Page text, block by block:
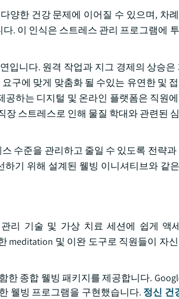
한 건강 문제에 이어질 수 있으며, 차
. 이 인식은 스트레스 관리 프로그램에
입니다. 원격 작업과 지그 경제의 상승
구에 맞게 맞춤화 될 수있는 유연한 및
하는 디지털 및 온라인 플랫폼은 직원
장 스트레스로 인해 물질 학대와 관련된
수준을 관리하고 줄일 수 있도록 전략
기 위해 설계된 웰빙 이니셔티브와 같
리 기술 및 가상 치료 세션에 쉽게 액
meditation 및 이완 도구로 직원들이 자
종합 웰빙 패키지를 제공합니다.
웰빙 프로그램을 구현했습니다. 정신 건